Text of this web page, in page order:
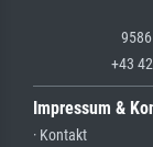
+43
Impressum &
· Kontakt